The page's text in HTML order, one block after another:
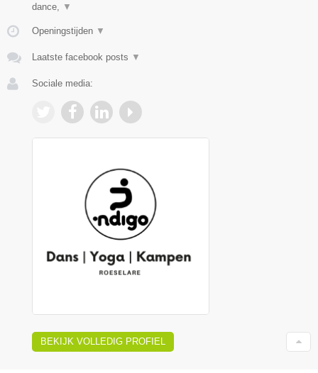
dance,
▼
Openingstijden ▼
Laatste facebook posts ▼
Sociale media:
BEKIJK VOLLEDIG PROFIEL